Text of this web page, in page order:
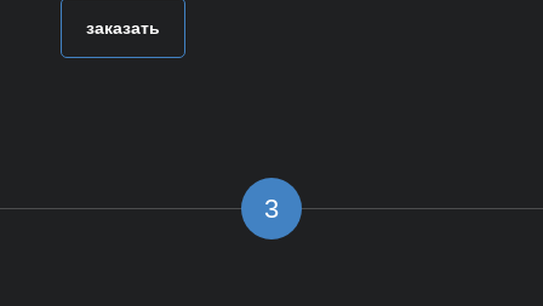
заказать
3